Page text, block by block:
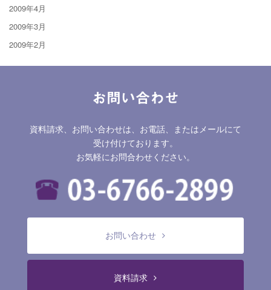
2009年4月
2009年3月
2009年2月
お問い合わせ
資料請求、お問い合わせは、お電話、またはメールにて
受け付けております。
お気軽にお問合わせください。
お問い合わせ
資料請求